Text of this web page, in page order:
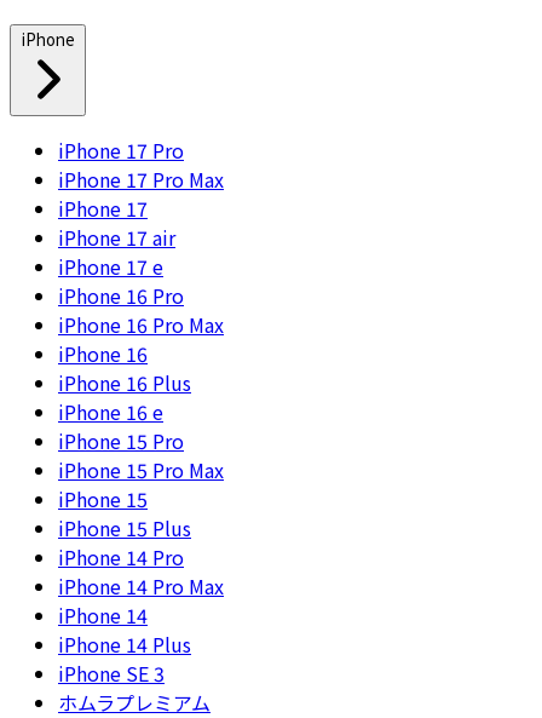
iPhone
iPhone 17 Pro
iPhone 17 Pro Max
iPhone 17
iPhone 17 air
iPhone 17 e
iPhone 16 Pro
iPhone 16 Pro Max
iPhone 16
iPhone 16 Plus
iPhone 16 e
iPhone 15 Pro
iPhone 15 Pro Max
iPhone 15
iPhone 15 Plus
iPhone 14 Pro
iPhone 14 Pro Max
iPhone 14
iPhone 14 Plus
iPhone SE 3
ホムラプレミアム